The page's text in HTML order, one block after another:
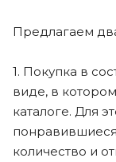
Предлагаем
1. Покупка в
виде, в
каталоге. Для
понравившиеся
количество и